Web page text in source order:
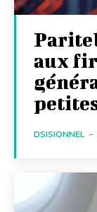
aux
DSISIONNEL -